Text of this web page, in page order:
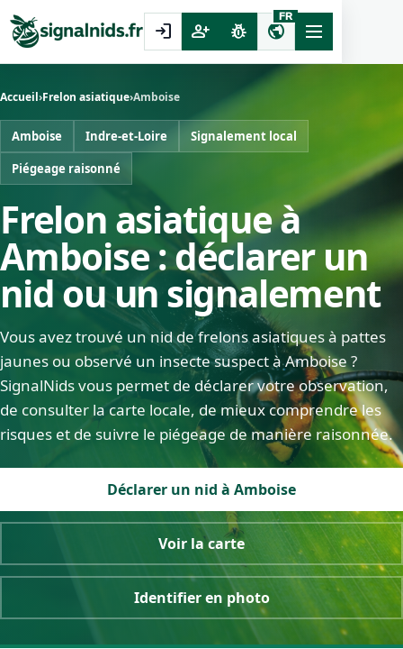
login person_add pest_control public
FR
Accueil›Frelon asiatique›Amboise
Amboise Indre-et-Loire
Signalement local
Piégeage raisonné
Frelon asiatique à
Amboise : déclarer un
nid ou un signalement
Vous avez trouvé un nid de frelons asiatiques à pattes
jaunes ou observé un insecte suspect à Amboise ?
SignalNids vous permet de déclarer votre observation,
de consulter la carte locale, de mieux comprendre les
risques et de suivre le piégeage de manière raisonnée.
Déclarer un nid à Amboise
Voir la carte
Identifier en photo